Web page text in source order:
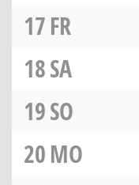
17FR
18SA
19SO
20MO